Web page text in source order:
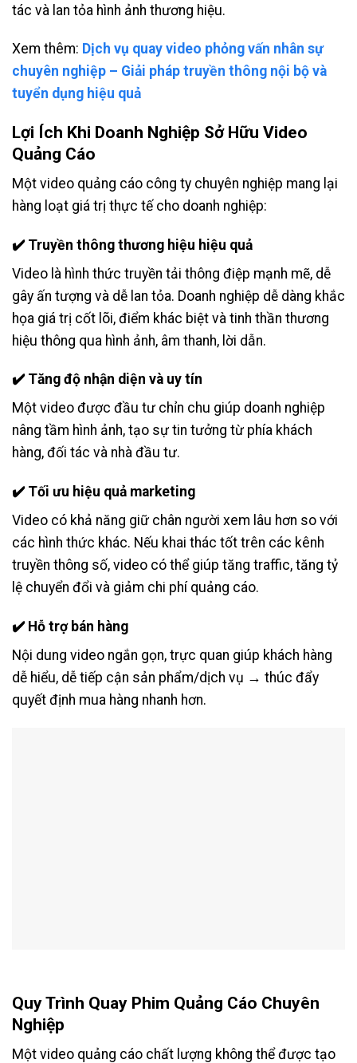
tác và lan tỏa hình ảnh thương hiệu.
Xem thêm: Dịch vụ quay video phỏng vấn nhân sự
chuyên nghiệp – Giải pháp truyền thông nội bộ và
tuyển dụng hiệu quả
Lợi Ích Khi Doanh Nghiệp Sở Hữu Video
Quảng Cáo
Một video quảng cáo công ty chuyên nghiệp mang lại
hàng loạt giá trị thực tế cho doanh nghiệp:
✔️ Truyền thông thương hiệu hiệu quả
Video là hình thức truyền tải thông điệp mạnh mẽ, dễ
gây ấn tượng và dễ lan tỏa. Doanh nghiệp dễ dàng khắc
họa giá trị cốt lõi, điểm khác biệt và tinh thần thương
hiệu thông qua hình ảnh, âm thanh, lời dẫn.
✔️ Tăng độ nhận diện và uy tín
Một video được đầu tư chỉn chu giúp doanh nghiệp
nâng tầm hình ảnh, tạo sự tin tưởng từ phía khách
hàng, đối tác và nhà đầu tư.
✔️ Tối ưu hiệu quả marketing
Video có khả năng giữ chân người xem lâu hơn so với
các hình thức khác. Nếu khai thác tốt trên các kênh
truyền thông số, video có thể giúp tăng traffic, tăng tỷ
lệ chuyển đổi và giảm chi phí quảng cáo.
✔️ Hỗ trợ bán hàng
Nội dung video ngắn gọn, trực quan giúp khách hàng
dễ hiểu, dễ tiếp cận sản phẩm/dịch vụ → thúc đẩy
quyết định mua hàng nhanh hơn.
Quy Trình Quay Phim Quảng Cáo Chuyên
Nghiệp
Một video quảng cáo chất lượng không thể được tạo